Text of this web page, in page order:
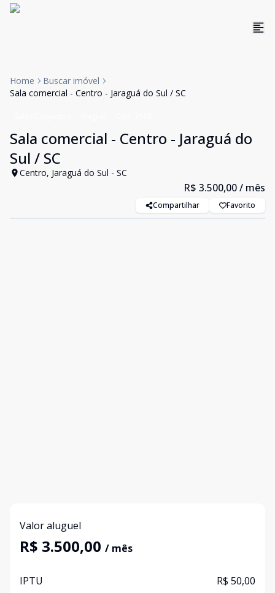
Home
Buscar imóvel
Sala comercial - Centro - Jaraguá do Sul / SC
Sala comercial - Centro - Jaraguá do
Sul / SC
Centro, Jaraguá do Sul - SC
R$ 3.500,00/ mês
Compartilhar Favorito
Valor aluguel
R$ 3.500,00 / mês
IPTU R$ 50,00